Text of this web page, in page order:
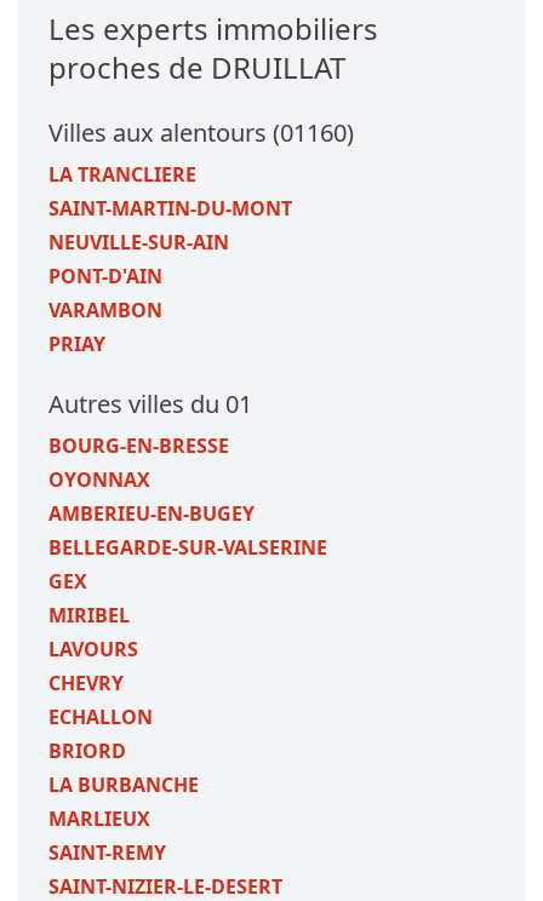
Les experts immobiliers
proches de DRUILLAT
Villes aux alentours (01160)
LA TRANCLIERE
SAINT-MARTIN-DU-MONT
NEUVILLE-SUR-AIN
PONT-D'AIN
VARAMBON
PRIAY
Autres villes du 01
BOURG-EN-BRESSE
OYONNAX
AMBERIEU-EN-BUGEY
BELLEGARDE-SUR-VALSERINE
GEX
MIRIBEL
LAVOURS
CHEVRY
ECHALLON
BRIORD
LA BURBANCHE
MARLIEUX
SAINT-REMY
SAINT-NIZIER-LE-DESERT